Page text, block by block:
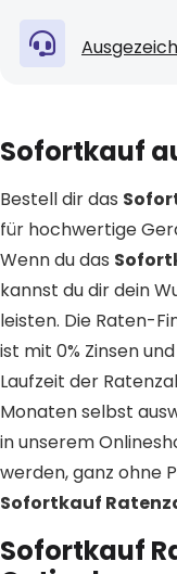
Sofortkauf
Bestell dir das
für hochwertige
Wenn du das
kannst du dir dein
leisten. Die Raten-
ist mit 0% Zinsen
Laufzeit der
Monaten selbst
in unserem
werden, ganz ohne
Sofortkauf
Sofortkauf